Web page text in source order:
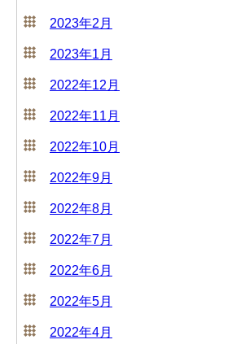
2023年2月
2023年1月
2022年12月
2022年11月
2022年10月
2022年9月
2022年8月
2022年7月
2022年6月
2022年5月
2022年4月